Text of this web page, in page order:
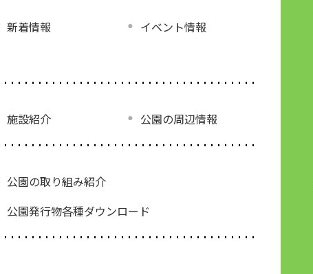
新着情報
イベント情報
施設紹介 公園の周辺情報
公園の取り組み紹介
公園発行物各種ダウンロード